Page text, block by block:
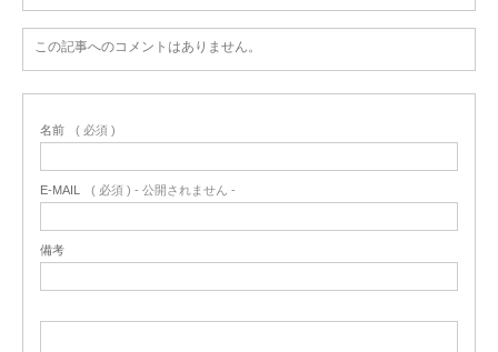
この記事へのコメントはありません。
名前 ( 必須 )
E-MAIL ( 必須 ) - 公開されません -
備考